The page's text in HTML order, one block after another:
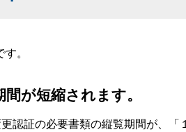
。
が短縮されます。
認証の必要書類の縦覧期間が、「